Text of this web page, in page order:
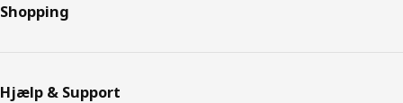
Shopping
Hjælp & Support